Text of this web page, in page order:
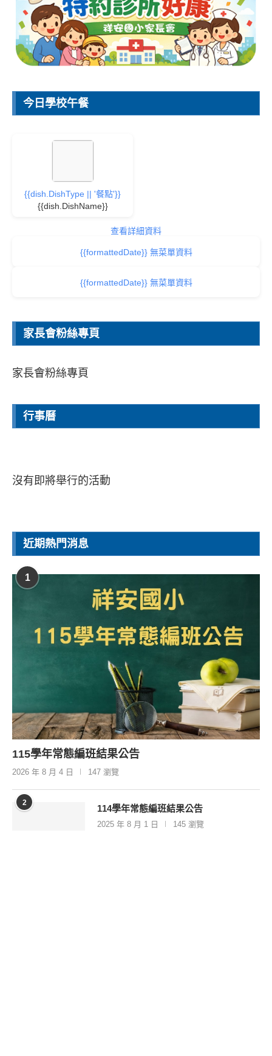
今日學校午餐
{{dish.DishType || '餐點'}}
{{dish.DishName}}
查看詳細資料
{{formattedDate}} 無菜單資料
{{formattedDate}} 無菜單資料
家長會粉絲專頁
家長會粉絲專頁
行事曆
沒有即將舉行的活動
近期熱門消息
1
115學年常態編班結果公告
2026 年 8 月 4 日 147 瀏覽
2
114學年常態編班結果公告
2025 年 8 月 1 日 145 瀏覽